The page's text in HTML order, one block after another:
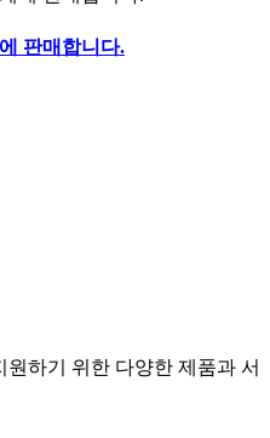
판매합니다.
하기 위한 다양한 제품과 서